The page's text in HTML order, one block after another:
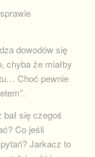
dowodów się
chyba że miałby
Choć pewnie
się czegoś
Co jeśli
Jarkacz to